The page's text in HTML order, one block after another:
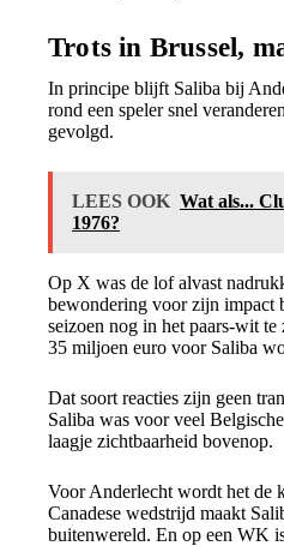
Trots in Brussel,
In principe blijft Saliba bij
rond een speler snel
gevolgd.
LEES OOK Wat als...
1976?
Op X was de lof alvast
bewondering voor zijn impact
seizoen nog in het paars-wit
35 miljoen euro voor Saliba
Dat soort reacties zijn geen
Saliba was voor veel
laagje zichtbaarheid bovenop.
Voor Anderlecht wordt het de
Canadese wedstrijd maakt
buitenwereld. En op een WK